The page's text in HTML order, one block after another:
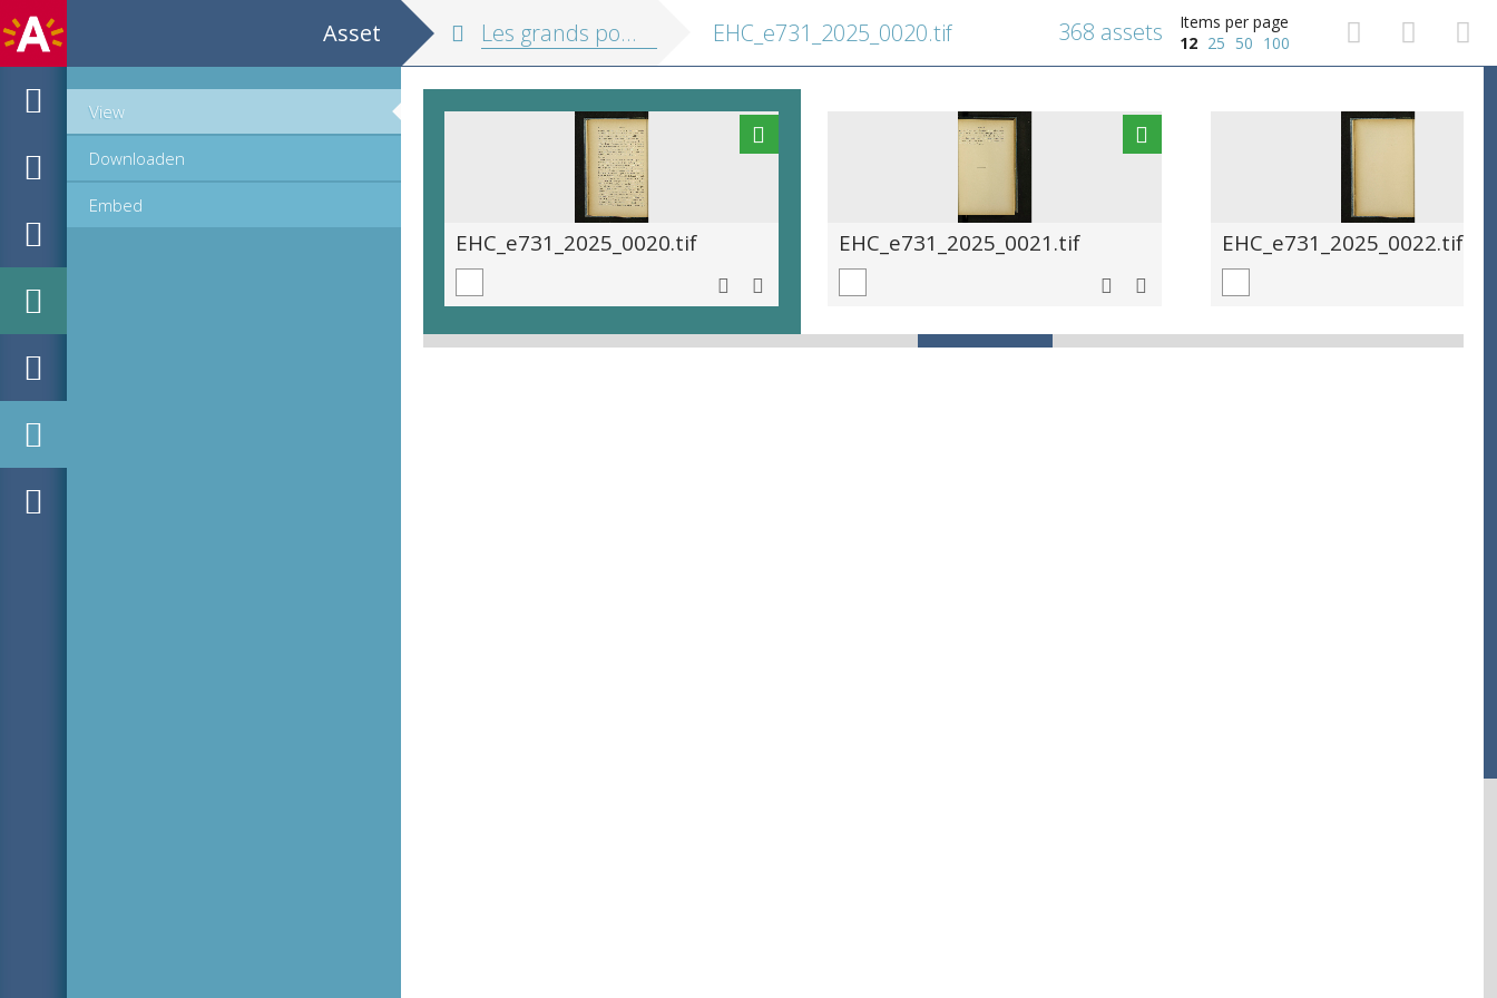
Asset
View
Downloaden
Embed
Les grands poètes romantiques de la Pologne: (essais de littérature et d'histoire): Mickiewicz, Slowacki, Krasinski EHC_e731_2025_0020.tif
Items per page
12 25 50 100
368 assets
EHC_e731_2025_0020.tif EHC_e731_2025_0021.tif EHC_e731_2025_0022.tif